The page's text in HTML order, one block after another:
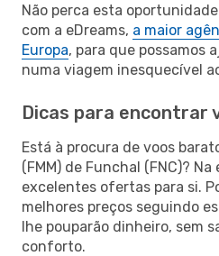
Não perca esta
com a eDreams, a maior
Europa, para que possamos
numa viagem inesquecível
Dicas para encontrar
Está à procura de voos
(FMM) de Funchal (FNC)?
excelentes ofertas para si.
melhores preços seguindo
lhe pouparão dinheiro, sem
conforto.